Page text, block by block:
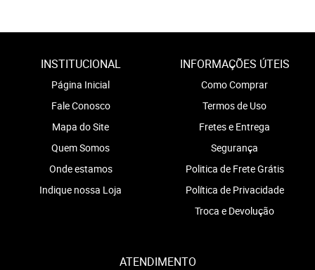
INSTITUCIONAL
Página Inicial
Fale Conosco
Mapa do Site
Quem Somos
Onde estamos
Indique nossa Loja
INFORMAÇÕES ÚTEIS
Como Comprar
Termos de Uso
Fretes e Entrega
Segurança
Politica de Frete Grátis
Política de Privacidade
Troca e Devolução
ATENDIMENTO